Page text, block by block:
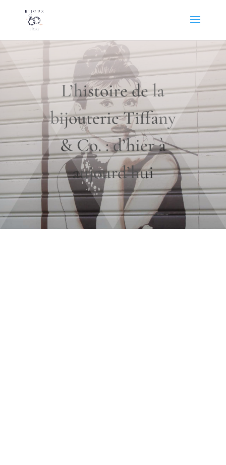
L’histoire de la
bijouterie Tiffany
& Co. : d’hier à
aujourd’hui